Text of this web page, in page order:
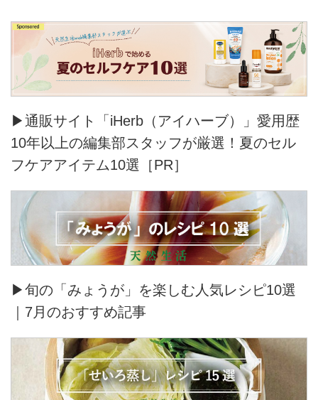
▶通販サイト「iHerb（アイハーブ）」愛用歴
10年以上の編集部スタッフが厳選！夏のセル
フケアアイテム10選［PR］
▶旬の「みょうが」を楽しむ人気レシピ10選
｜7月のおすすめ記事